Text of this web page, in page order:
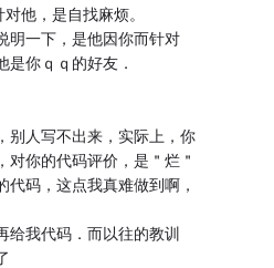
他，是自找麻烦。
明一下，是他因你而针对
是你ｑｑ的好友．
别人写不出来，实际上，你
对你的代码评价，是＂烂＂
代码，这点我真难做到啊，
给我代码．而以往的教训